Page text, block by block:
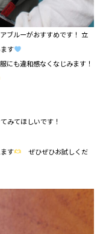
ブルーがおすすめです！ 立
す
にも違和感なくなじみます！
みてほしいです！
す
⁡ ぜひぜひお試しくだ